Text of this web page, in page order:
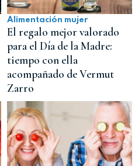
Alimentación mujer
El regalo mejor valorado
para el Día de la Madre:
tiempo con ella
acompañado de Vermut
Zarro